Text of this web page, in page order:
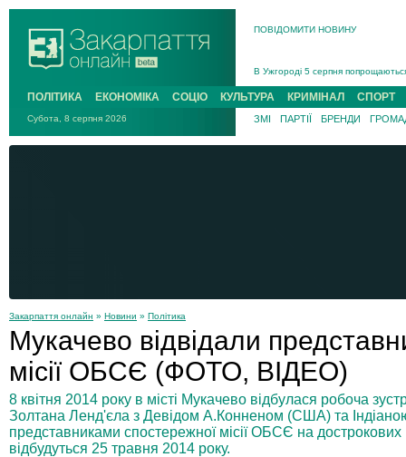
ПОВІДОМИТИ НОВИНУ
Інструктора районного ТЦК на
В Ужгороді 5 серпня
Підтвердили загибель
На війні з рф поліг військовий з
На Хустщині внаслідок ДТП за
Інструктора районного ТЦК на
ПОЛІТИКА ЕКОНОМІКА СОЦІО КУЛЬТУРА КРИМІНАЛ СПОРТ
Субота, 8 серпня 2026 ЗМІ ПАРТІЇ БРЕНДИ
Закарпаття онлайн » Новини » Політика
Мукачево відвідали
місії ОБСЄ (ФОТО, ВІДЕО)
8 квітня 2014 року в місті Мукачево відбулася робоча
Золтана Ленд'єла з Девідом А.Конненом (США) та
представниками спостережної місії ОБСЄ на
відбудуться 25 травня 2014 року.